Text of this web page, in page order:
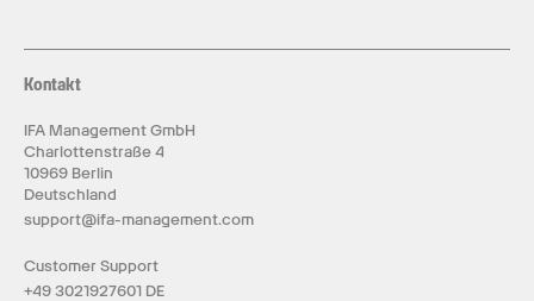
Kontakt
IFA Management GmbH
Charlottenstraße 4
10969 Berlin
Deutschland
support@ifa-management.com
Customer Support
+49 3021927601 DE